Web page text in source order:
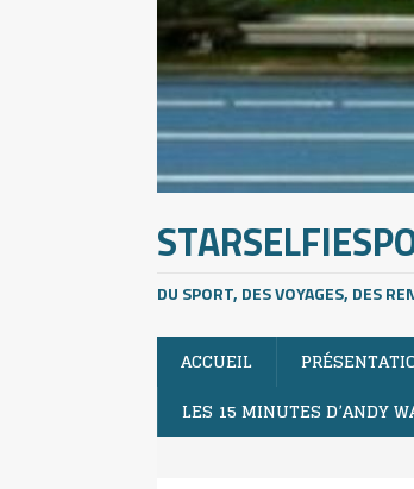
DU SPORT, DES VOYAGES, DES
ACCUEIL
LES 15 MINUTES D’ANDY